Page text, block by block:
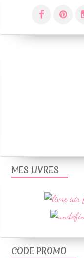
MES LIVRES
CODE PROMO